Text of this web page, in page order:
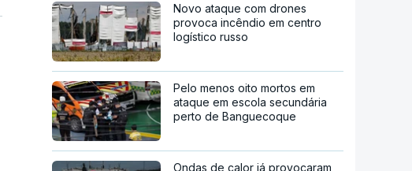
Novo ataque com drones
provoca incêndio em centro
logístico russo
Pelo menos oito mortos em
ataque em escola secundária
perto de Banguecoque
Ondas de calor já provocaram